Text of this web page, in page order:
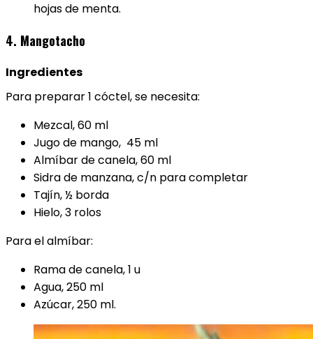
hojas de menta.
4. Mangotacho
Ingredientes
Para preparar 1 cóctel, se necesita:
Mezcal, 60 ml
Jugo de mango, 45 ml
Almíbar de canela, 60 ml
Sidra de manzana, c/n para completar
Tajín, ½ borda
Hielo, 3 rolos
Para el almíbar:
Rama de canela, 1 u
Agua, 250 ml
Azúcar, 250 ml.